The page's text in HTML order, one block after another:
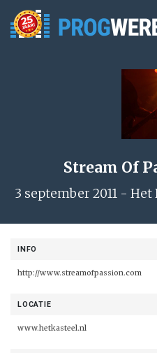
Stream Of
3 september 2011 -
INFO
http://www.streamofpassion.com
LOCATIE
www.hetkasteel.nl